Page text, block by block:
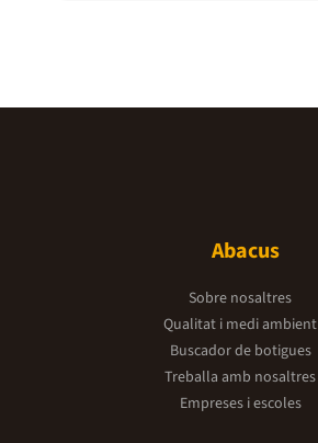
Abacus
Sobre nosaltres
Qualitat i medi ambient
Buscador de botigues
Treballa amb nosaltres
Empreses i escoles